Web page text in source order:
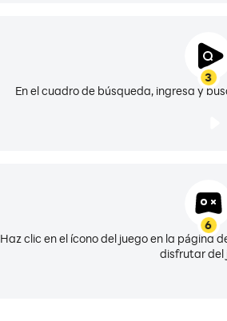
3
En el cuadro de búsqueda, ingresa y
6
Haz clic en el ícono del juego en la página
disfrutar del